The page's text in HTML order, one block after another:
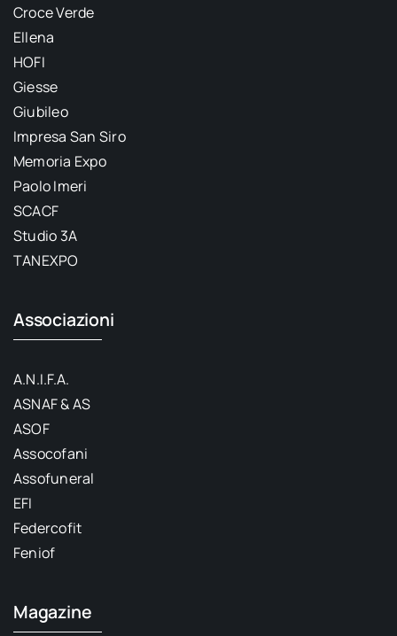
Croce Verde
Ellena
HOFI
Giesse
Giubileo
Impresa San Siro
Memoria Expo
Paolo Imeri
SCACF
Studio 3A
TANEXPO
Associazioni
A.N.I.F.A.
ASNAF & AS
ASOF
Assocofani
Assofuneral
EFI
Federcofit
Feniof
Magazine